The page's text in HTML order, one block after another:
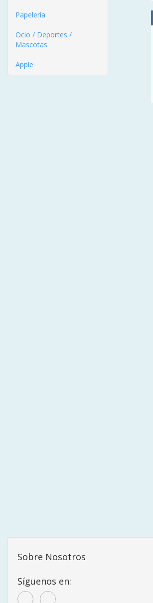
Papelería
Ocio / Deportes /
Mascotas
Apple
Sobre Nosotros
Síguenos en: